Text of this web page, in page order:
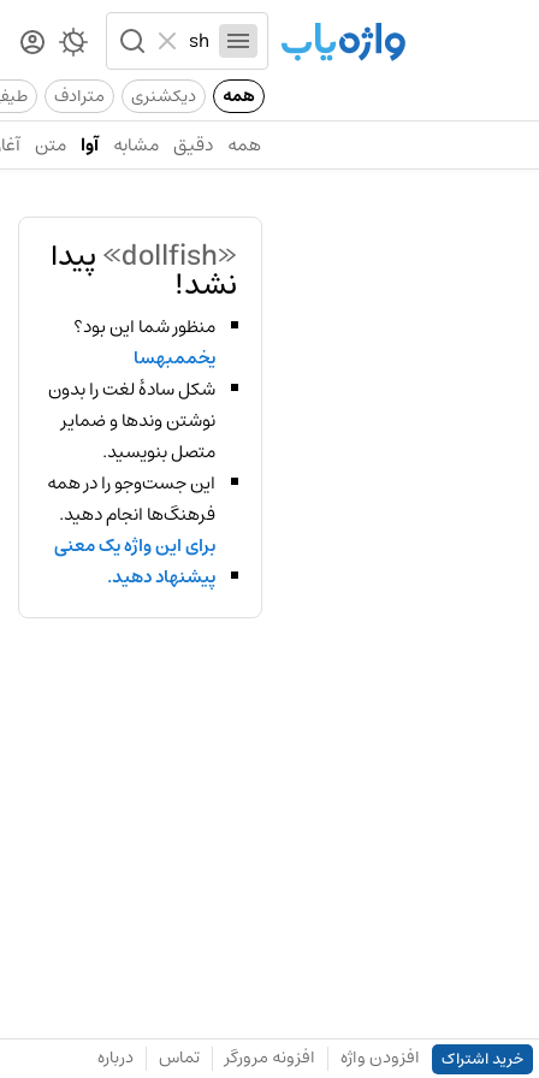
همه دیکشنری مترادف
همه دقیق مشابه آوا متن
«dollfish» پیدا
نشد!
منظور شما این بود؟
یخممبهسا
شکل سادهٔ لغت را بدون
نوشتن وندها و ضمایر
متصل بنویسید.
این جست‌وجو را در همه
فرهنگ‌ها انجام دهید.
برای این واژه یک معنی
پیشنهاد دهید.
خرید اشتراک افزودن واژه افزونه مرورگر تماس درباره